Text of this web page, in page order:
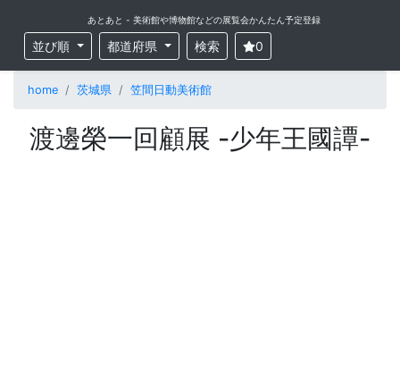
あとあと - 美術館や博物館などの展覧会かんたん予定登録
並び順 都道府県 検索 0
home 茨城県 笠間日動美術館
渡邊榮一回顧展 -少年王國譚-